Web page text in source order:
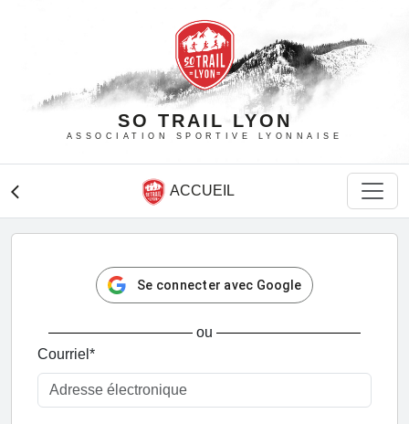
SO TRAIL LYON
ASSOCIATION SPORTIVE LYONNAISE
arrow_back_ios ACCUEIL
Se connecter avec Google
ou
Courriel *